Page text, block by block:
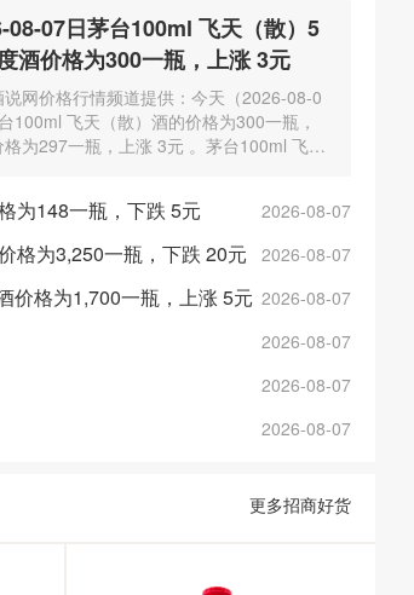
08-07日茅台100ml 飞天（散）5
酒价格为300一瓶，上涨 3元
说网价格行情频道提供：今天（2026-08-0
100ml 飞天（散）酒的价格为300一瓶，
格为297一瓶，上涨 3元 。茅台100ml 飞天
2026-08-07
为148一瓶，下跌 5元
2026-08-07
格为3,250一瓶，下跌 20元
2026-08-07
价格为1,700一瓶，上涨 5元
2026-08-07
2026-08-07
2026-08-07
更多招商好货